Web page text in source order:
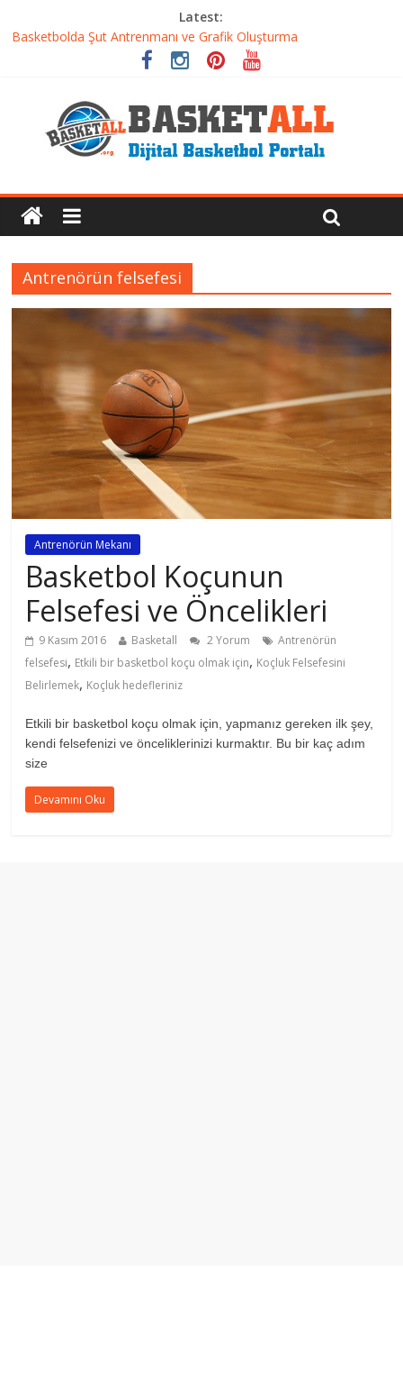
Latest:
Basketbolda Şut Antrenmanı ve Grafik Oluşturma
Iverson’dan Kyrie’e: Top Sürme Sanatının Dramatik Evrimi
Dünyanın En İyi Basketbol Takımı: Gerçek Şampiyon Kim?
Basketbolcu Beslenmesi: Performansı Artıran Bilimsel
Yaklaşımlar
Antrenörün felsefesi
Antrenörün Mekanı
Basketbol Koçunun
Felsefesi ve Öncelikleri
9 Kasım 2016 Basketall 2 Yorum
Antrenörün
felsefesi, Etkili bir basketbol koçu olmak için, Koçluk Felsefesini
Belirlemek, Koçluk hedefleriniz
Etkili bir basketbol koçu olmak için, yapmanız gereken ilk şey,
kendi felsefenizi ve önceliklerinizi kurmaktır. Bu bir kaç adım
size
Devamını Oku